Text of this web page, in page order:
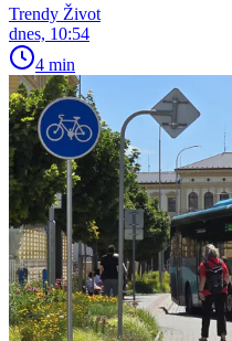
Trendy Život
dnes, 10:54
4 min